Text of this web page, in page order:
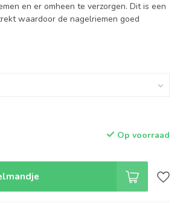
en er omheen te verzorgen. Dit is een
waardoor de nagelriemen goed
Op voorraad